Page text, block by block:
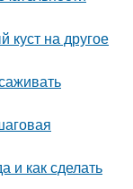
куст на другое
и как сделать